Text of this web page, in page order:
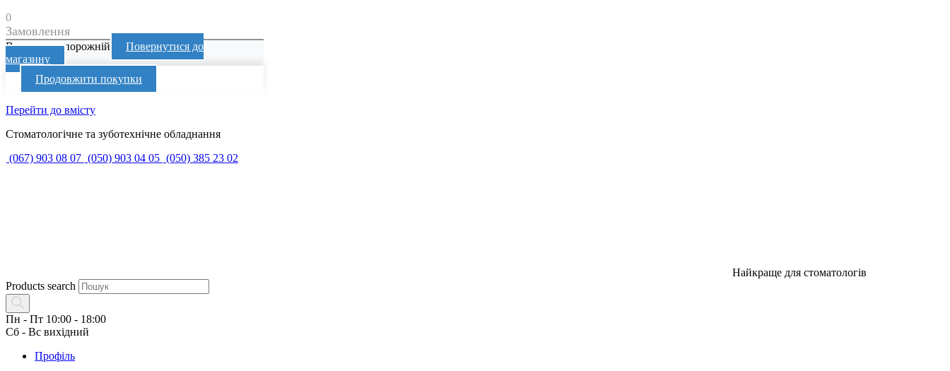
0
Замовлення
Ваш кошик порожній
Повернутися до
магазину
Продовжити покупки
Перейти до вмісту
Стоматологічне та зуботехнічне обладнання
(067) 903 08 07 (050) 903 04 05 (050) 385 23 02
Найкраще для стоматологів
Products search
Пн - Пт 10:00 - 18:00
Сб - Вс вихідний
Профіль